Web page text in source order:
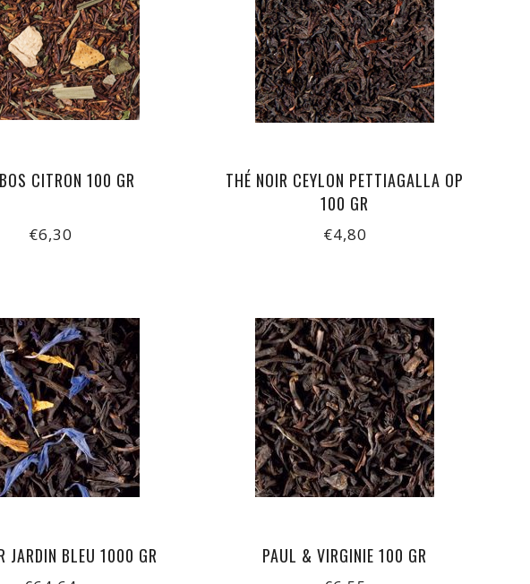
CITRON 100 GR
€6,30
THÉ NOIR CEYLON PETTIAGALLA OP
100 GR
€4,80
JARDIN BLEU 1000 GR PAUL & VIRGINIE 100 GR